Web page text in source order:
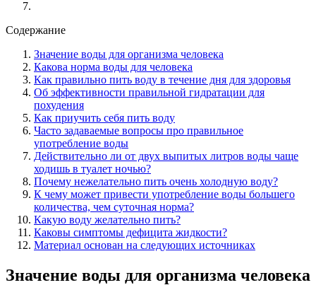
Содержание
Значение воды для организма человека
Какова норма воды для человека
Как правильно пить воду в течение дня для здоровья
Об эффективности правильной гидратации для
похудения
Как приучить себя пить воду
Часто задаваемые вопросы про правильное
употребление воды
Действительно ли от двух выпитых литров воды чаще
ходишь в туалет ночью?
Почему нежелательно пить очень холодную воду?
К чему может привести употребление воды большего
количества, чем суточная норма?
Какую воду желательно пить?
Каковы симптомы дефицита жидкости?
Материал основан на следующих источниках
Значение воды для организма человека